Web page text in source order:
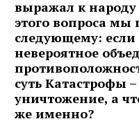
выражал к
этого вопроса мы
следующему:
невероятное
суть Катастрофы
уничтожение, а
же именно?